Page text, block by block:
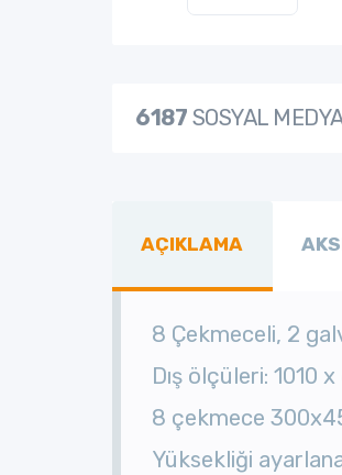
6187 SOSYAL
AÇIKLAMA
8 Çekmeceli, 2
Dış ölçüleri: 1010
8 çekmece
Yüksekliği